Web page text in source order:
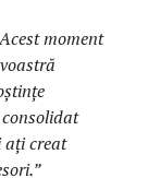
moment
ați creat